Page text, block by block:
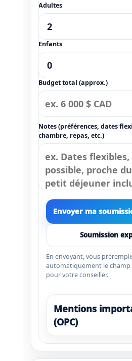
Adultes
Enfants
Budget total (approx.)
Notes (préférences, dates
chambre, repas, etc.)
Envoyer ma
Soumission
En envoyant, vous
automatiquement le champ
pour votre conseiller.
Mentions
(OPC)